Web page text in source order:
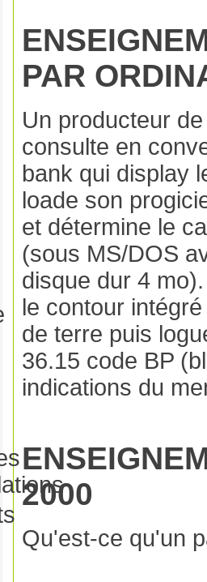
PAR
Un producteur
consulte en
bank qui display
loade son
et détermine le
(sous MS/DOS
disque dur 4
le contour
de terre puis
36.15 code BP
indications du
2000
Qu'est-ce qu'un